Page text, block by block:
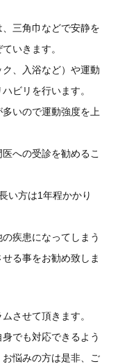
三角巾などで安静を
いきます。
、入浴など）や運動
ビリを行います。
いので運動強度を上
への受診を勧めるこ
い方は1年程かかり
疾患になってしまう
る事をお勧め致しま
させて頂きます。
でも対応できるよう
悩みの方は是非、ご